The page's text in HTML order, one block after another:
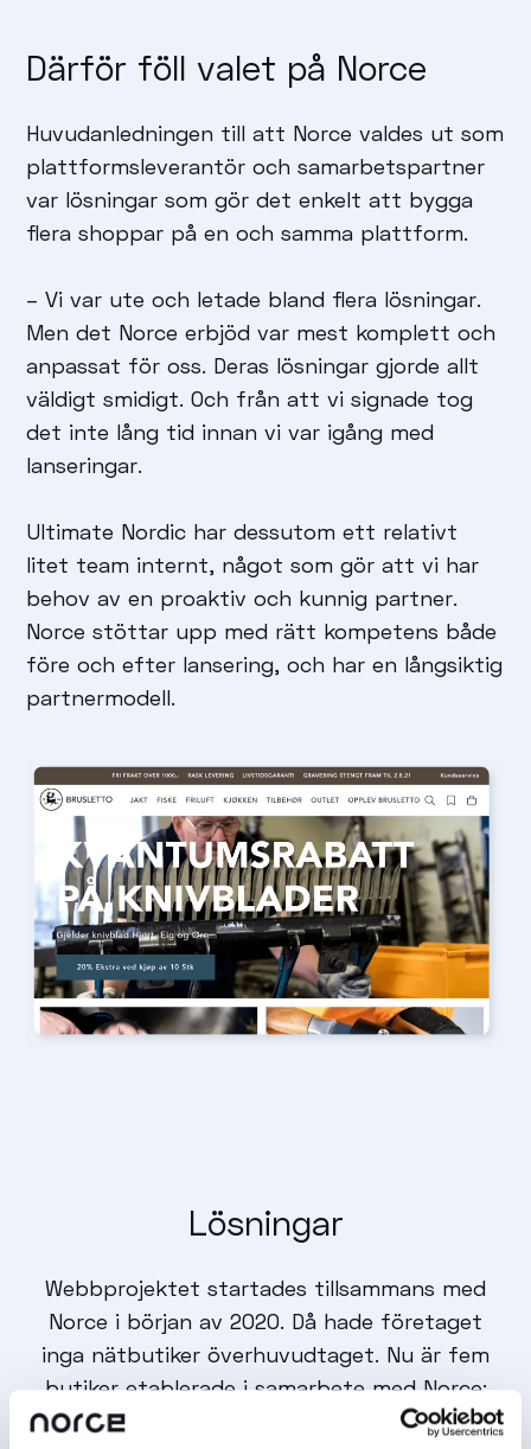
Därför föll valet på Norce
Huvudanledningen till att Norce valdes ut som
plattformsleverantör och samarbetspartner
var lösningar som gör det enkelt att bygga
flera shoppar på en och samma plattform.
– Vi var ute och letade bland flera lösningar.
Men det Norce erbjöd var mest komplett och
anpassat för oss. Deras lösningar gjorde allt
väldigt smidigt. Och från att vi signade tog
det inte lång tid innan vi var igång med
lanseringar.
Ultimate Nordic har dessutom ett relativt
litet team internt, något som gör att vi har
behov av en proaktiv och kunnig partner.
Norce stöttar upp med rätt kompetens både
före och efter lansering, och har en långsiktig
partnermodell.
Lösningar
Webbprojektet startades tillsammans med
Norce i början av 2020. Då hade företaget
inga nätbutiker överhuvudtaget. Nu är fem
butiker etablerade i samarbete med Norce:
Brusletto, Leathermann, Ledlenser,